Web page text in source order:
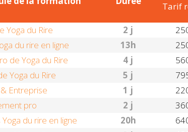
Tarif
Yoga du Rire 2 j
du rire en ligne
13h
de Yoga du Rire
4 j
Yoga du Rire
5 j
Entreprise
1 j
pro
2 j
du rire en ligne 20h